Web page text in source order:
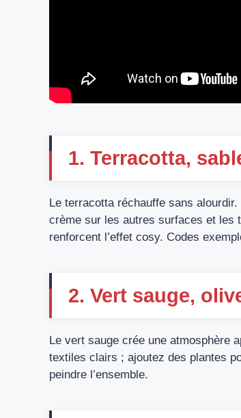
1. Terracotta,
Le terracotta réchauffe sans
crème sur les autres surfaces et les
renforcent l’effet cosy. Codes
2. Vert sauge,
Le vert sauge crée une atmosphère
textiles clairs ; ajoutez des plantes
peindre l’ensemble.